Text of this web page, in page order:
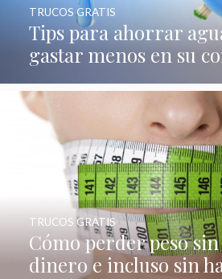
Tips para ahorrar
gastar menos en su
TRUCOS GRATIS
Cómo perder peso
dinero e incluso sin
TRUCOS GRATIS